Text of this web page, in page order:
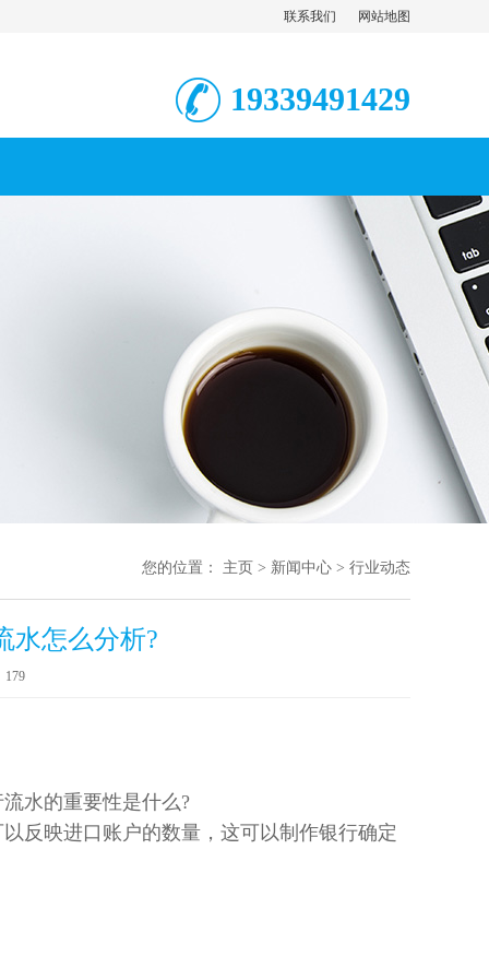
联系我们 网站地图
19339491429
您的位置： 主页 > 新闻中心 > 行业动态
水怎么分析?
179
水的重要性是什么?
反映进口账户的数量，这可以制作银行确定